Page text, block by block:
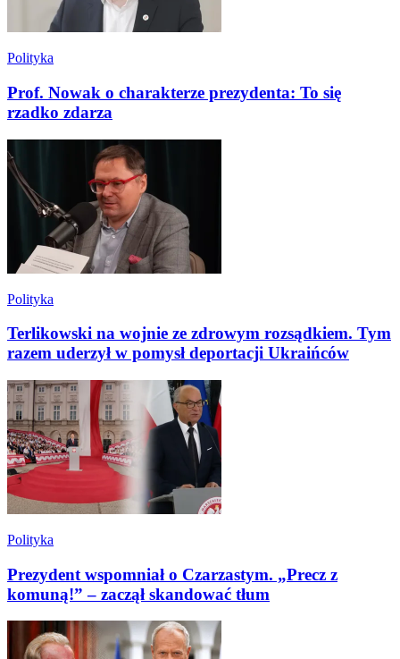
Polityka
Prof. Nowak o charakterze prezydenta: To się
rzadko zdarza
Polityka
Terlikowski na wojnie ze zdrowym rozsądkiem. Tym
razem uderzył w pomysł deportacji Ukraińców
Polityka
Prezydent wspomniał o Czarzastym. „Precz z
komuną!” – zaczął skandować tłum